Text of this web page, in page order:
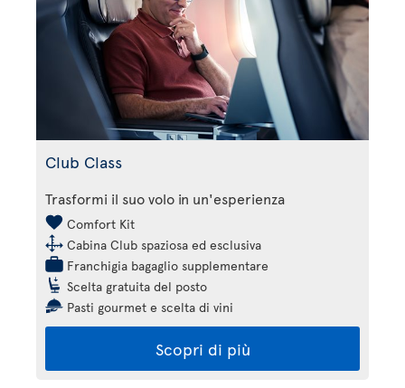
Club Class
Trasformi il suo volo in un'esperienza
Comfort Kit
Cabina Club spaziosa ed esclusiva
Franchigia bagaglio supplementare
Scelta gratuita del posto
Pasti gourmet e scelta di vini
Scopri di più